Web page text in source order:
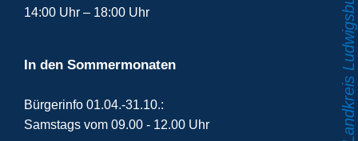
14:00 Uhr – 18:00 Uhr
In den Sommermonaten
Bürgerinfo 01.04.-31.10.:
Samstags vom 09.00 - 12.00 Uhr